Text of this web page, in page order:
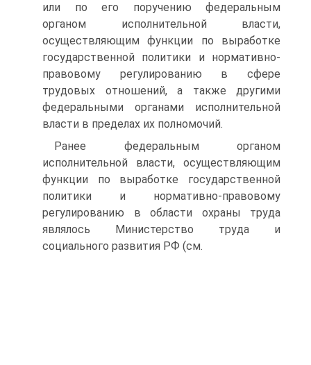
или по его поручению федеральным
органом исполнительной власти,
осуществляющим функции по выработке
государственной политики и нормативно-
правовому регулированию в сфере
трудовых отношений, а также другими
федеральными органами исполнительной
власти в пределах их полномочий.
Ранее федеральным органом
исполнительной власти, осуществляющим
функции по выработке государственной
политики и нормативно-правовому
регулированию в области охраны труда
являлось Министерство труда и
социального развития РФ (см.